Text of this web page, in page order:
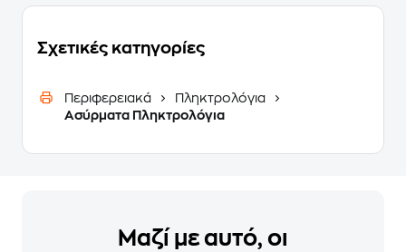
Σχετικές κατηγορίες
Περιφερειακά
Πληκτρολόγια
Ασύρματα Πληκτρολόγια
Μαζί με αυτό, οι